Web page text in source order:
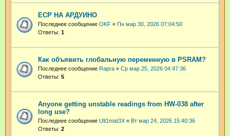
ЕСР НА АРДУИНО
Последнее сообщение OKF « Пн мар 30, 2026 07:04:50
Ответы: 1
Как объявить глобальную переменную в PSRAM?
Последнее сообщение Rapra « Ср мар 25, 2026 04:47:36
Ответы: 5
Anyone getting unstable readings from HW-038 after
long use?
Последнее сообщение Ult1mat3X « Вт мар 24, 2026 15:40:36
Ответы: 2